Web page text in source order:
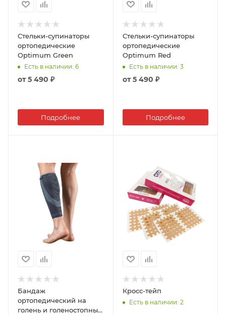
Стельки-супинаторы
ортопедические
Optimum Green
Есть в наличии: 6
от5 490 ₽
Подробнее
Стельки-супинаторы
ортопедические
Optimum Red
Есть в наличии: 3
от5 490 ₽
Подробнее
Бандаж
ортопедический на
голень и голеностопный
Кросс-тейп
Есть в наличии: 2